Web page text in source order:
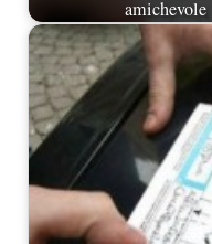
amichevole